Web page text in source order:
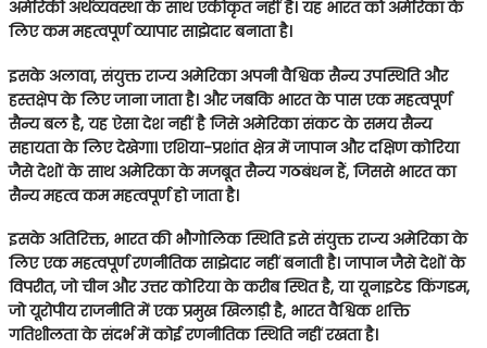
अमेरिकी अर्थव्यवस्था के साथ एकीकृत नहीं है। यह भारत को अमेरिका के
लिए कम महत्वपूर्ण व्यापार साझेदार बनाता है।
इसके अलावा, संयुक्त राज्य अमेरिका अपनी वैश्विक सैन्य उपस्थिति और
हस्तक्षेप के लिए जाना जाता है। और जबकि भारत के पास एक महत्वपूर्ण
सैन्य बल है, यह ऐसा देश नहीं है जिसे अमेरिका संकट के समय सैन्य
सहायता के लिए देखेगा। एशिया-प्रशांत क्षेत्र में जापान और दक्षिण कोरिया
जैसे देशों के साथ अमेरिका के मजबूत सैन्य गठबंधन हैं, जिससे भारत का
सैन्य महत्व कम महत्वपूर्ण हो जाता है।
इसके अतिरिक्त, भारत की भौगोलिक स्थिति इसे संयुक्त राज्य अमेरिका के
लिए एक महत्वपूर्ण रणनीतिक साझेदार नहीं बनाती है। जापान जैसे देशों के
विपरीत, जो चीन और उत्तर कोरिया के करीब स्थित है, या यूनाइटेड किंगडम,
जो यूरोपीय राजनीति में एक प्रमुख खिलाड़ी है, भारत वैश्विक शक्ति
गतिशीलता के संदर्भ में कोई रणनीतिक स्थिति नहीं रखता है।